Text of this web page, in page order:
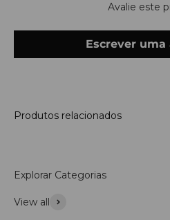
Avalie este
Escrever uma
Produtos relacionados
Explorar Categorias
View all